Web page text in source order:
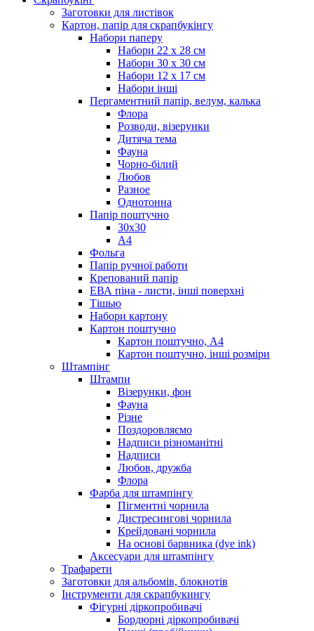
Заготовки для листівок
Картон, папір для скрапбукінгу
Набори паперу
Набори 22 х 28 см
Набори 30 х 30 см
Набори 12 х 17 см
Набори інші
Пергаментний папір, велум, калька
Флора
Розводи, візерунки
Дитяча тема
Фауна
Чорно-білий
Любов
Разное
Однотонна
Папір поштучно
30х30
А4
Фольга
Папір ручної работи
Крепований папір
ЕВА піна - листи, інші поверхні
Тішью
Набори картону
Картон поштучно
Картон поштучно, А4
Картон поштучно, інші розміри
Штампінг
Штампи
Візерунки, фон
Фауна
Різне
Поздоровляємо
Надписи різноманітні
Надписи
Любов, дружба
Флора
Фарба для штампінгу
Пігментні чорнила
Дистресингові чорнила
Крейдовані чорнила
На основі барвника (dye ink)
Аксесуари для штампінгу
Трафарети
Заготовки для альбомів, блокнотів
Інструменти для скрапбукингу
Фігурні діркопробивачі
Бордюрні діркопробивачі